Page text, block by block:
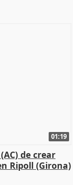
01:19
de crear
Ripoll (Girona)